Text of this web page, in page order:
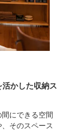
かした収納ス
にできる空間
そのスペース